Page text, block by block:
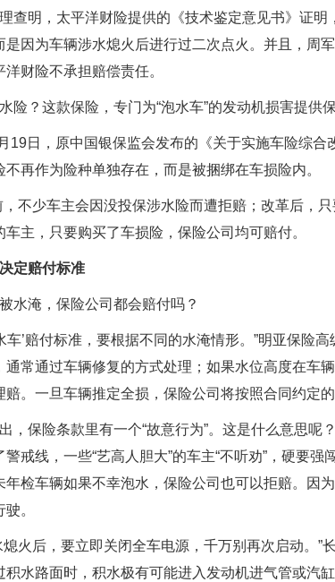
查明，太平洋财险提供的《技术鉴定意见书》证
是因为车辆涉水熄火后进行过二次点火。并且，周
财险不承担赔偿责任。
险？这款保险，专门为“泡水车”的发动机损害提供保
19日，原中国银保监会发布的《关于实施车险综合
不再作为险种单独存在，而是被捆绑在车损险内。
，不少车主会因没投保涉水险而遭拒赔；改革后，
车主，只要购买了车损险，保险公司均可赔付。
定赔付标准
水淹，保险公司都会赔付吗？
车’赔付标准，要根据不同的水淹情形。”明亚保险
通常通过车辆修复的方式处理；如果水位高度在车
赔。一旦车辆推定全损，保险公司将按照合同约定
，保险条款里有一个“故意行为”。这是什么意思呢
警戒线，一些“艺高人胆大”的车主“不听劝”，硬要
年检车辆如果不幸泡水，保险公司也可以拒赔。因
。
熄火后，要立即关闭全车电源，千万别再次启动。”
积水路面时，积水极有可能进入发动机进气管或汽